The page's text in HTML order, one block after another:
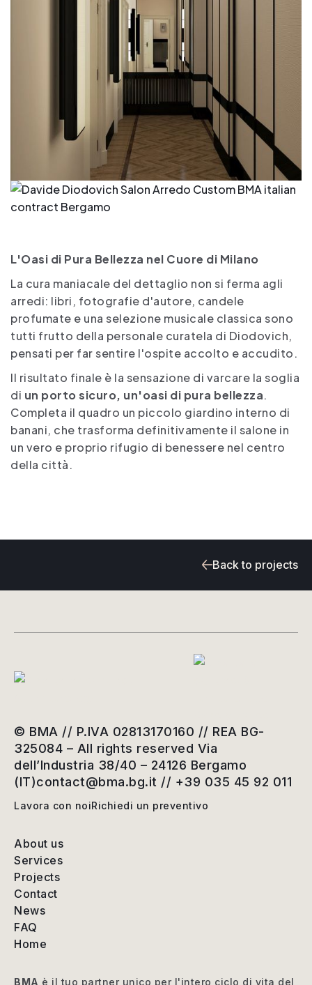
L'Oasi di Pura Bellezza nel Cuore di Milano
La cura maniacale del dettaglio non si ferma agli
arredi: libri, fotografie d'autore, candele
profumate e una selezione musicale classica sono
tutti frutto della personale curatela di Diodovich,
pensati per far sentire l'ospite accolto e accudito.
Il risultato finale è la sensazione di varcare la soglia
di un porto sicuro, un'oasi di pura bellezza.
Completa il quadro un piccolo giardino interno di
banani, che trasforma definitivamente il salone in
un vero e proprio rifugio di benessere nel centro
della città.
Back to projects
© BMA // P.IVA 02813170160 // REA BG-
325084 – All rights reserved Via
dell’Industria 38/40 – 24126 Bergamo
(IT)contact@bma.bg.it // +39 035 45 92 011
Lavora con noiRichiedi un preventivo
About us
Services
Projects
Contact
News
FAQ
Home
BMA è il tuo partner unico per l'intero ciclo di vita del